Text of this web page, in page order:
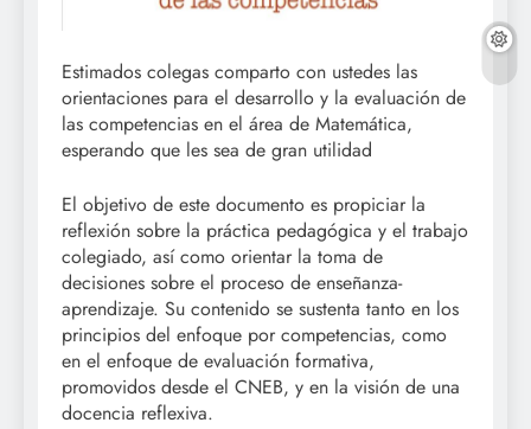
Estimados colegas comparto con ustedes las
orientaciones para el desarrollo y la evaluación de
las competencias en el área de Matemática,
esperando que les sea de gran utilidad
El objetivo de este documento es propiciar la
reflexión sobre la práctica pedagógica y el trabajo
colegiado, así como orientar la toma de
decisiones sobre el proceso de enseñanza-
aprendizaje. Su contenido se sustenta tanto en los
principios del enfoque por competencias, como
en el enfoque de evaluación formativa,
promovidos desde el CNEB, y en la visión de una
docencia reflexiva.